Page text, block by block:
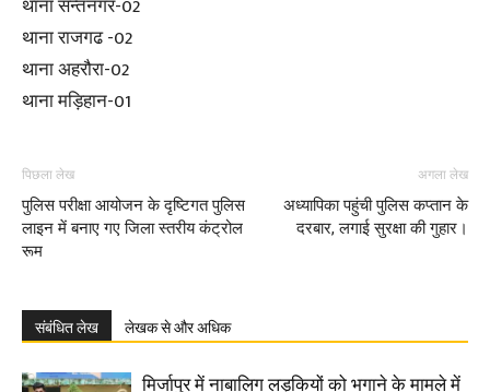
थाना सन्तनगर-02
थाना राजगढ -02
थाना अहरौरा-02
थाना मड़िहान-01
पिछला लेख
पुलिस परीक्षा आयोजन के दृष्टिगत पुलिस
लाइन में बनाए गए जिला स्तरीय कंट्रोल
रूम
अगला लेख
अध्यापिका पहुंची पुलिस कप्तान के
दरबार, लगाई सुरक्षा की गुहार।
संबंधित लेख लेखक से और अधिक
मिर्जापुर में नाबालिग लड़कियों को भगाने के मामले में